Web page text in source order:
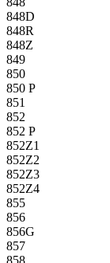
848D
848R
848Z
849
850
850 P
851
852
852 P
852Z1
852Z2
852Z3
852Z4
855
856
856G
857
858